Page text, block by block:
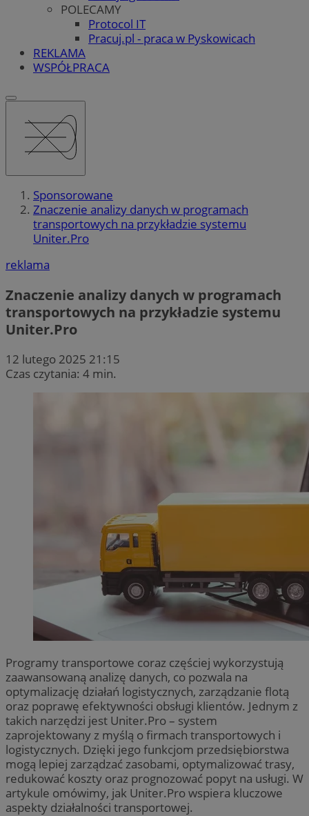
POLECAMY
Protocol IT
Pracuj.pl - praca w Pyskowicach
REKLAMA
WSPÓŁPRACA
Sponsorowane
Znaczenie analizy danych w programach
transportowych na przykładzie systemu
Uniter.Pro
reklama
Znaczenie analizy danych w programach
transportowych na przykładzie systemu
Uniter.Pro
12 lutego 2025 21:15
Czas czytania: 4 min.
Programy transportowe coraz częściej wykorzystują
zaawansowaną analizę danych, co pozwala na
optymalizację działań logistycznych, zarządzanie flotą
oraz poprawę efektywności obsługi klientów. Jednym z
takich narzędzi jest Uniter.Pro – system
zaprojektowany z myślą o firmach transportowych i
logistycznych. Dzięki jego funkcjom przedsiębiorstwa
mogą lepiej zarządzać zasobami, optymalizować trasy,
redukować koszty oraz prognozować popyt na usługi. W
artykule omówimy, jak Uniter.Pro wspiera kluczowe
aspekty działalności transportowej.